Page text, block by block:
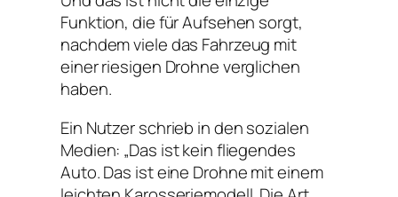
Funktion, die für Aufsehen sorgt,
nachdem viele das Fahrzeug mit
einer riesigen Drohne verglichen
haben.
Ein Nutzer schrieb in den sozialen
Medien: „Das ist kein fliegendes
Auto. Das ist eine Drohne mit einem